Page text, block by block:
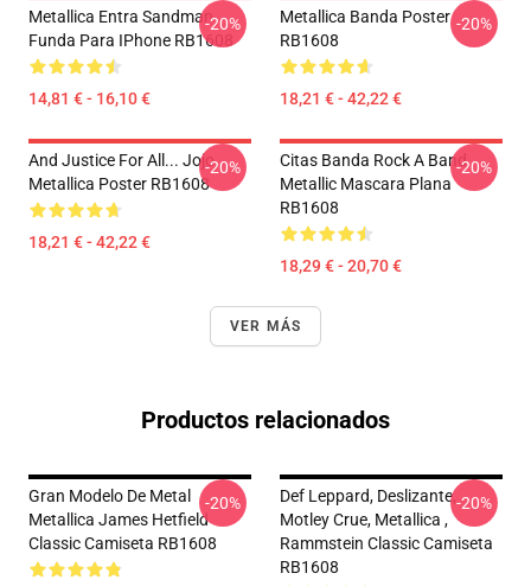
Metallica Entra Sandman
Funda Para IPhone RB1608
14,81 € - 16,10 €
-20%
Metallica Banda Poster
RB1608
18,21 € - 42,22 €
-20%
And Justice For All... Jojo
Metallica Poster RB1608
18,21 € - 42,22 €
-20%
Citas Banda Rock A Band
Metallic Mascara Plana
RB1608
18,29 € - 20,70 €
-20%
VER MÁS
Productos relacionados
Gran Modelo De Metal
Metallica James Hetfield
Classic Camiseta RB1608
-20%
Def Leppard, Deslizante,
Motley Crue, Metallica ,
Rammstein Classic Camiseta
RB1608
-20%